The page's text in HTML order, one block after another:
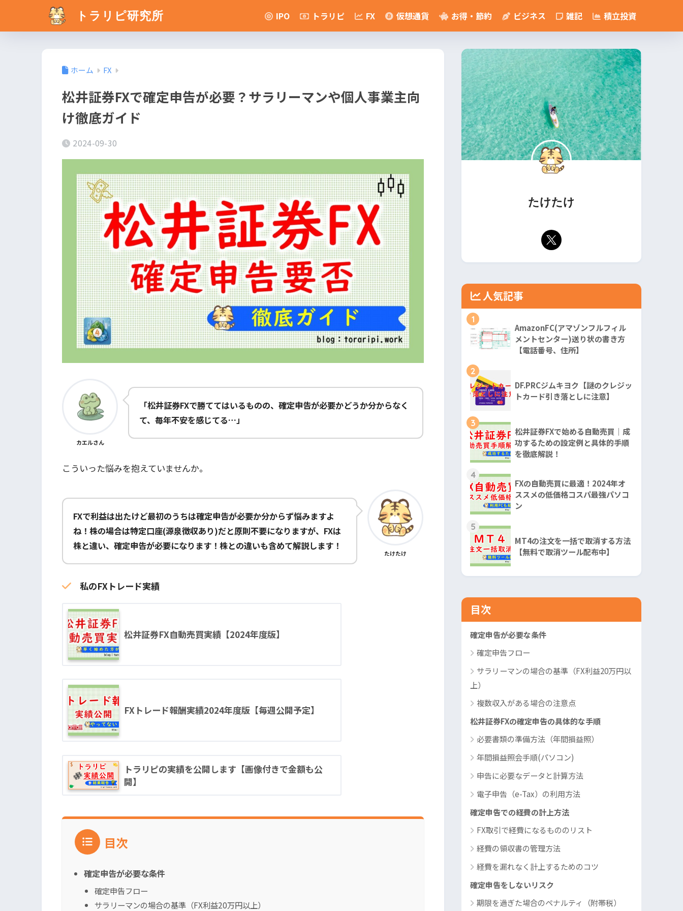
トラリピ研究所 IPO トラリピ FX 仮想通貨 お得・節約 ビジネス 雑記 積立投資
ホーム FX
松井証券FXで確定申告が必要？サラリーマンや個人事業主向
け徹底ガイド
2024-09-30
カエルさん
「松井証券FXで勝ててはいるものの、確定申告が必要かどうか分からなく
て、毎年不安を感じてる…」
こういった悩みを抱えていませんか。
FXで利益は出たけど最初のうちは確定申告が必要か分からず悩みますよ
ね！株の場合は特定口座(源泉徴収あり)だと原則不要になりますが、FXは
株と違い、確定申告が必要になります！株との違いも含めて解説します！
たけたけ
私のFXトレード実績
松井証券FX自動売買実績【2024年度版】
FXトレード報酬実績2024年度版【毎週公開予定】
トラリピの実績を公開します【画像付きで金額も公
開】
目次
確定申告が必要な条件
確定申告フロー
サラリーマンの場合の基準（FX利益20万円以上）
たけたけ
人気記事
1
AmazonFC(アマゾンフルフィル
メントセンター)送り状の書き方
【電話番号、住所】
2
DF.PRCジムキヨク【謎のクレジッ
トカード引き落としに注意】
3
松井証券FXで始める自動売買｜成
功するための設定例と具体的手順
を徹底解説！
4
FXの自動売買に最適！2024年オ
ススメの低価格コスパ最強パソコ
ン
5
MT4の注文を一括で取消する方法
【無料で取消ツール配布中】
目次
確定申告が必要な条件
確定申告フロー
サラリーマンの場合の基準（FX利益20万円以
上）
複数収入がある場合の注意点
松井証券FXの確定申告の具体的な手順
必要書類の準備方法（年間損益照）
年間損益照会手順(パソコン)
申告に必要なデータと計算方法
電子申告（e-Tax）の利用方法
確定申告での経費の計上方法
FX取引で経費になるもののリスト
経費の領収書の管理方法
経費を漏れなく計上するためのコツ
確定申告をしないリスク
期限を過ぎた場合のペナルティ（附帯税）